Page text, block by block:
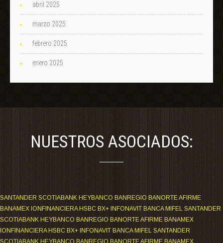
abril 2025
marzo 2025
febrero 2025
enero 2025
NUESTROS ASOCIADOS:
SANTANDER SCOTIABANK HEYBANCO BANREGIO BANORTE AFIRME
BANAMEX IONFINANCIERA HSBC BX+ INFONAVIT BANCA MIFEL SANTANDER
SCOTIABANK HEYBANCO BANREGIO BANORTE AFIRME BANAMEX
IONFINANCIERA HSBC BX+ INFONAVIT BANCA MIFEL SANTANDER